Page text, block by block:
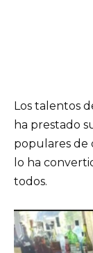
Los talentos
ha prestado
populares de
lo ha
todos.